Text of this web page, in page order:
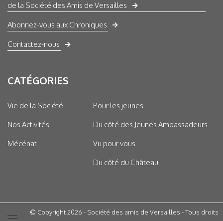
de la Société des Amis de Versailles
Abonnez-vous aux Chroniques
Contactez-nous
CATÉGORIES
Vie de la Société
Nos Activités
Mécénat
Pour les jeunes
Du côté des Jeunes Ambassadeurs
Vu pour vous
Du côté du Château
© Copyright 2026 - Société des amis de Versailles - Tous droits